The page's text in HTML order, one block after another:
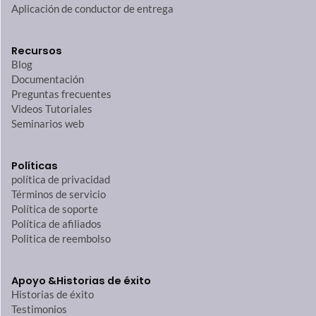
Aplicación de conductor de entrega
Recursos
Blog
Documentación
Preguntas frecuentes
Videos Tutoriales
Seminarios web
Políticas
política de privacidad
Términos de servicio
Política de soporte
Política de afiliados
Politica de reembolso
Apoyo &Historias de éxito
Historias de éxito
Testimonios